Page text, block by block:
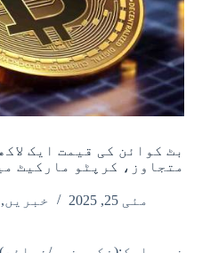
متجاوز، کرپٹو مارکیٹ
مئی 25, 2025 خبریں,